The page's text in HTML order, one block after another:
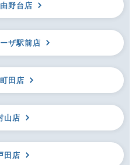
野台店
ザ駅前店
田店
山店
田店